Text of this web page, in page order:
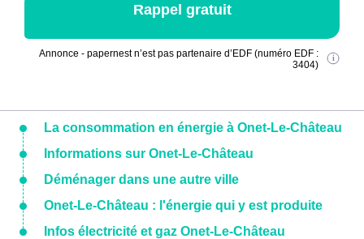
Rappel gratuit
Annonce - papernest n’est pas partenaire d’EDF (numéro EDF :
3404)
La consommation en énergie à Onet-Le-Château
Informations sur Onet-Le-Château
Déménager dans une autre ville
Onet-Le-Château : l'énergie qui y est produite
Infos électricité et gaz Onet-Le-Château